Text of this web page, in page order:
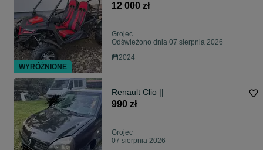
12 000 zł
Grojec
Odświeżono dnia 07 sierpnia 2026
2024
Renault Clio ||
990 zł
Grojec
07 sierpnia 2026
WYRÓŻNIONE